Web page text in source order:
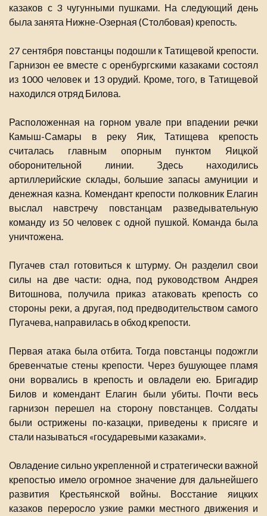
казаков с 3 чугунными пушками. На следующий день
была занята Нижне-Озерная (Столбовая) крепость.
27 сентября повстанцы подошли к Татищевой крепости.
Гарнизон ее вместе с оренбургскими казаками состоял
из 1000 человек и 13 орудий. Кроме, того, в Татищевой
находился отряд Билова.
Расположенная на горном увале при впадении речки
Камыш-Самары в реку Яик, Татищева крепость
считалась главным опорным пунктом Яицкой
оборонительной линии. Здесь находились
артиллерийские склады, большие запасы амуниции и
денежная казна. Комендант крепости полковник Елагин
выслал навстречу повстанцам разведывательную
команду из 50 человек с одной пушкой. Команда была
уничтожена.
Пугачев стал готовиться к штурму. Он разделил свои
силы на две части: одна, под руководством Андрея
Витошнова, получила приказ атаковать крепость со
стороны реки, а другая, под предводительством самого
Пугачева, направилась в обход крепости.
Первая атака была отбита. Тогда повстанцы подожгли
бревенчатые стены крепости. Через бушующее пламя
они ворвались в крепость и овладели ею. Бригадир
Билов и комендант Елагин были убиты. Почти весь
гарнизон перешел на сторону повстанцев. Солдаты
были острижены по-казацки, приведены к присяге и
стали называться «государевыми казаками».
Овладение сильно укрепленной и стратегически важной
крепостью имело огромное значение для дальнейшего
развития Крестьянской войны. Восстание яицких
казаков переросло узкие рамки местного движения и